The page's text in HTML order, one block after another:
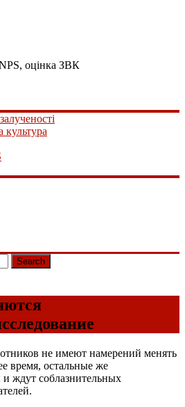
NPS, оцінка ЗВК
культура
Search
не имеют намерений менять
время, остальные же
ждут соблазнительных